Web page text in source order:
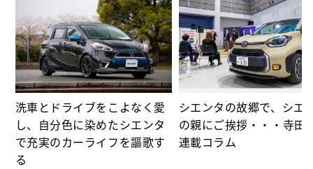
洗車とドライブをこよなく愛
し、自分色に染めたシエンタ
で充実のカーライフを謳歌す
る
シエンタの故郷で、シエ
の親にご挨拶・・・寺田
連載コラム